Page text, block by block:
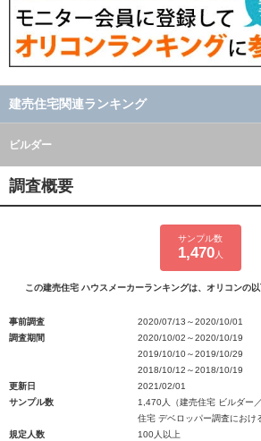
建売住宅関連ランキング
ビルダー
調査概要
サンプル数
1,470人
この建売住宅 ハウスメーカーランキングは、オリコンの以
事前調査
2020/07/13～2020/10/01
調査期間
2020/10/02～2020/10/19
2019/10/10～2019/10/29
2018/10/12～2018/10/19
更新日
2021/02/01
サンプル数
1,470人（建売住宅 ビルダー
住宅 デベロッパー調査におけ
規定人数
100人以上